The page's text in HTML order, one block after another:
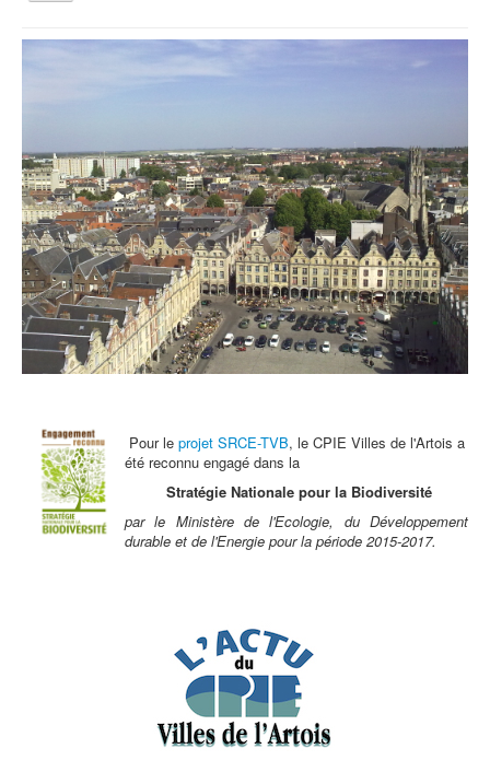
la
Vous êtes ici :
Accueil
Jeudi 9 mai : Atelier Jardinez Nature
Activités tout public
Animations et éducation
Accompagnement du territoire et ingénierie
Espace Info Energie
Guide Nature Patrimoine Volontaire (GNPV)
Centre de Ressources du Territoire (CRT)
Contact
Pour le projet SRCE-TVB, le CPIE Villes de l'Artois a
été reconnu engagé dans la
Stratégie Nationale pour la Biodiversité
par le Ministère de l'Ecologie, du Développement
durable et de l'Energie pour la période 2015-2017.